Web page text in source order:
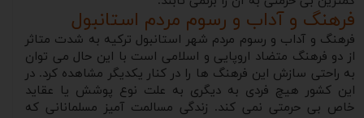
فرهنگ و آداب و رسوم مردم استانبول
فرهنگ و آداب و رسوم مردم شهر استانبول ترکیه به شدت متاثر
از دو فرهنگ متضاد اروپایی و اسلامی است با این حال می توان
به راحتی سازش این فرهنگ ها را در کنار یکدیگر مشاهده کرد. در
این کشور هیچ فردی به دیگری به علت نوع پوشش یا عقاید
خاص بی حرمتی نمی کند. زندگی مسالمت آمیز مسلمانانی که